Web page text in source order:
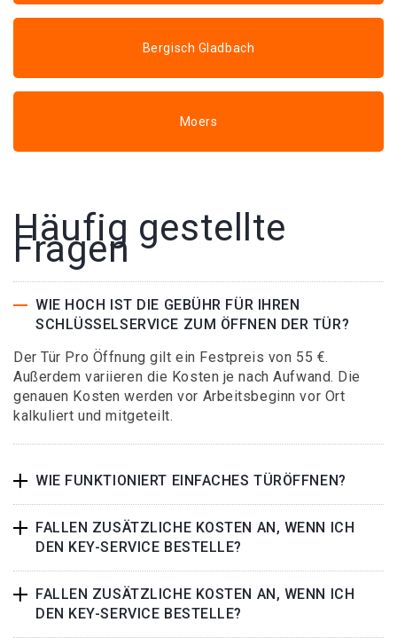
Bergisch Gladbach
Moers
Häufig gestellte
Fragen
WIE HOCH IST DIE GEBÜHR FÜR IHREN
SCHLÜSSELSERVICE ZUM ÖFFNEN DER TÜR?
Der Tür Pro Öffnung gilt ein Festpreis von 55 €.
Außerdem variieren die Kosten je nach Aufwand. Die
genauen Kosten werden vor Arbeitsbeginn vor Ort
kalkuliert und mitgeteilt.
WIE FUNKTIONIERT EINFACHES TÜRÖFFNEN?
FALLEN ZUSÄTZLICHE KOSTEN AN, WENN ICH
DEN KEY-SERVICE BESTELLE?
FALLEN ZUSÄTZLICHE KOSTEN AN, WENN ICH
DEN KEY-SERVICE BESTELLE?